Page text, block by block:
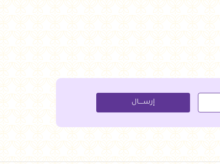
جنيه 111.00
أضف للسلة
جنيه
إرســــال